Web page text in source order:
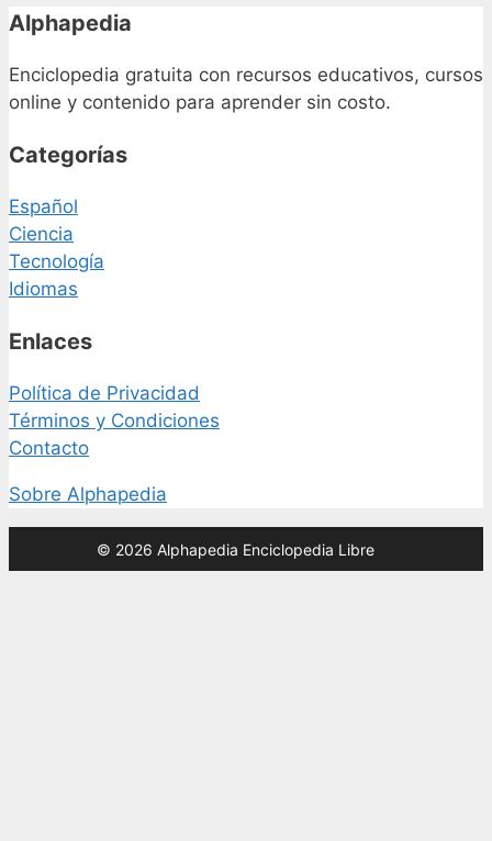
Alphapedia
Enciclopedia gratuita con recursos educativos, cursos
online y contenido para aprender sin costo.
Categorías
Español
Ciencia
Tecnología
Idiomas
Enlaces
Política de Privacidad
Términos y Condiciones
Contacto
Sobre Alphapedia